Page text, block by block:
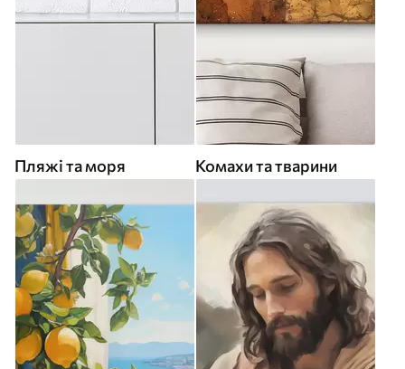
Пляжі та моря Комахи та тварини